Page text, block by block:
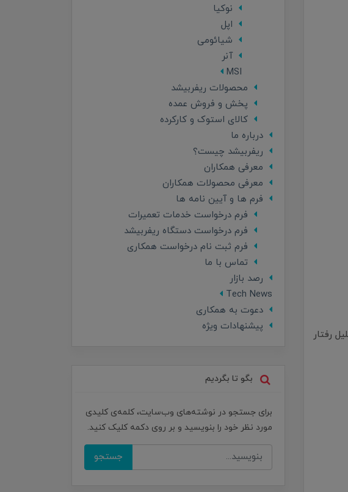
رفتار
نوکیا
اپل
شیائومی
آنر
MSI
محصولات ریفربیشد
پخش و فروش عمده
کالای استوک و کارکرده
درباره ما
ریفربیشد چیست؟
معرفی همکاران
معرفی محصولات همکاران
فرم ها و آیین نامه ها
فرم درخواست خدمات تعمیرات
فرم درخواست دستگاه ریفربیشد
فرم ثبت نام درخواست همکاری
تماس با ما
رصد بازار
Tech News
دعوت به همکاری
پیشنهادات ویژه
بگو تا بگردیم
برای جستجو در نوشته‌های وب‌سایت، کلمه‌ی کلیدی
مورد نظر خود را بنویسید و بر روی دکمه کلیک کنید.
جستجو